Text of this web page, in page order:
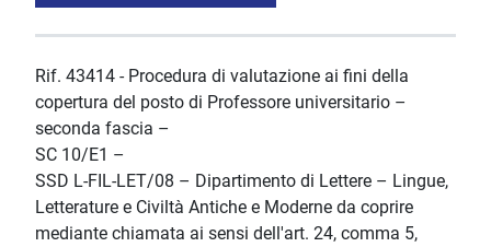
Rif. 43414 - Procedura di valutazione ai fini della
copertura del posto di Professore universitario –
seconda fascia –
SC 10/E1 –
SSD L-FIL-LET/08 – Dipartimento di Lettere – Lingue,
Letterature e Civiltà Antiche e Moderne da coprire
mediante chiamata ai sensi dell'art. 24, comma 5,